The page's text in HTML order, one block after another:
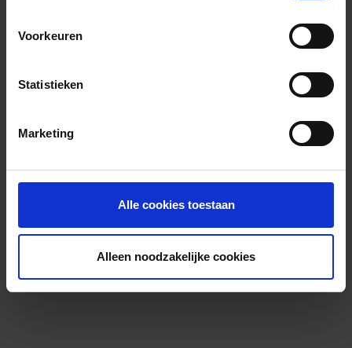
Voorkeuren
Statistieken
Marketing
Alle cookies toestaan
Alleen noodzakelijke cookies